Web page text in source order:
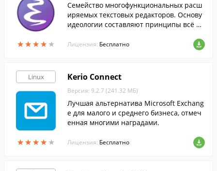
★★★★ ★
★★★★ ★
Семейство многофункциональных расш
иряемых текстовых редакторов. Основу
идеологии составляют принципы всё в
и под пользователя и документированн
Лицензия: Бесплатно
Linux
★★★★ ★
★★★★ ★
Kerio Connect
Версия: 9.2.7 (241.32 МБ)
Лучшая альтернатива Microsoft Exchang
e для малого и среднего бизнеса, отмеч
енная многими наградами.
Лицензия: Бесплатно